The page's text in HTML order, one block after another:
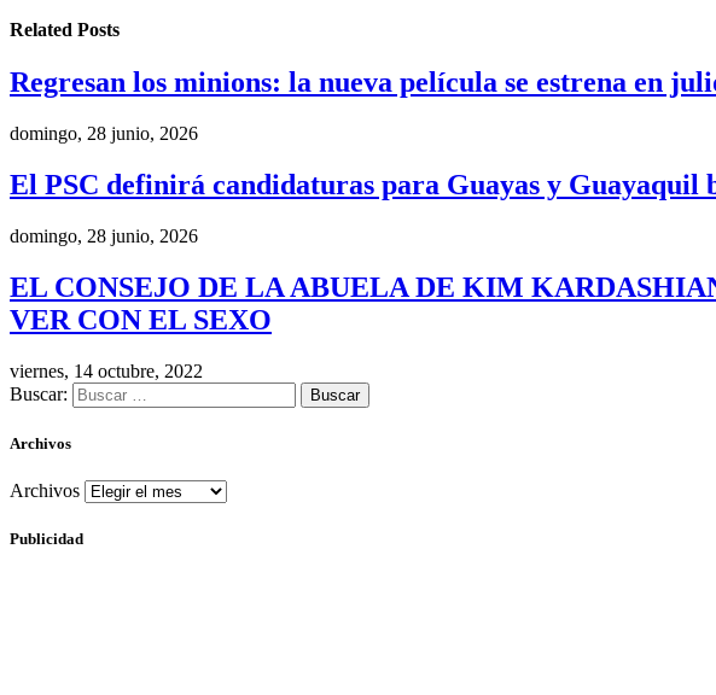
Related Posts
Regresan los minions: la nueva película se estrena en
domingo, 28 junio, 2026
El PSC definirá candidaturas para Guayas y Guayaquil
domingo, 28 junio, 2026
EL CONSEJO DE LA ABUELA DE KIM
VER CON EL SEXO
viernes, 14 octubre, 2022
Buscar:
Archivos
Archivos
Publicidad